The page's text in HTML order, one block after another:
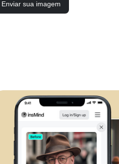
Enviar sua imagem